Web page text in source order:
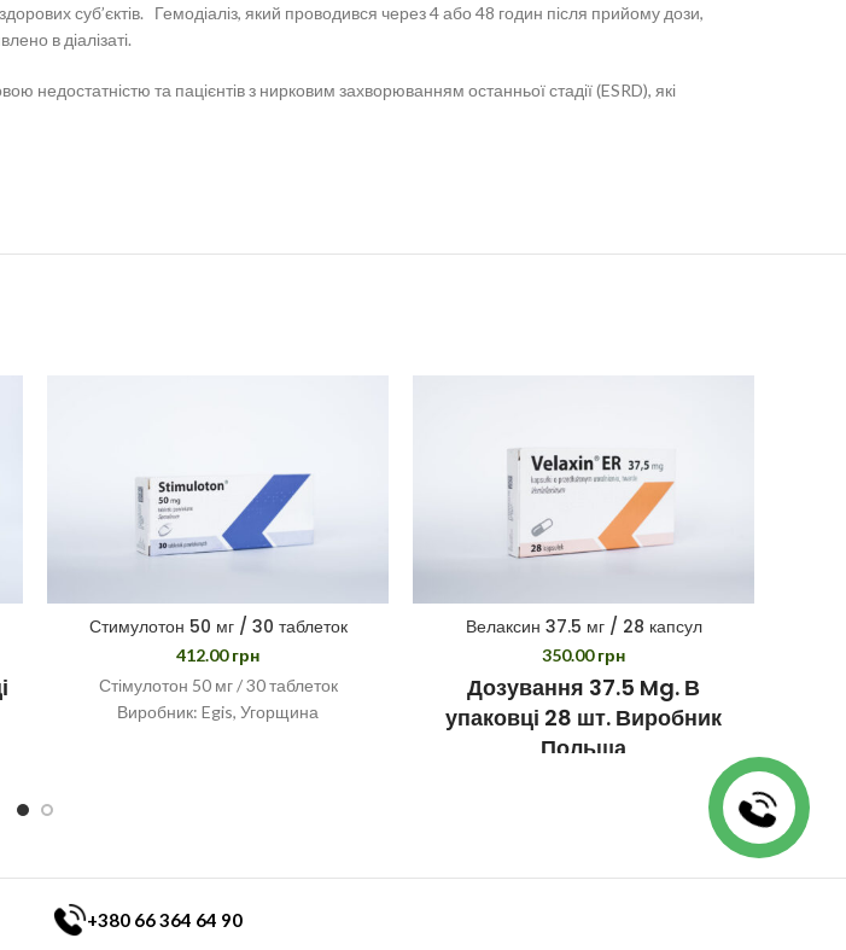
суб’єктів. Гемодіаліз, який проводився через 4 або 48 годин після прийому дози,
в діалізаті.
та пацієнтів з нирковим захворюванням останньої стадії (ESRD), які
Стимулотон 50 мг / 30 таблеток
412.00грн
Стімулотон 50 мг / 30 таблеток
Виробник: Egis, Угорщина
Велаксин 37.5 мг / 28 капсул
350.00грн
Дозування 37.5 Mg. В
упаковці 28 шт. Виробник
Польща
+380 66 364 64 90